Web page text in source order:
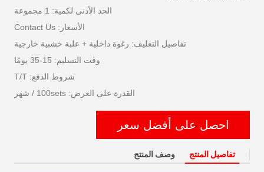
الحد الأدنى لكمية: 1 مجموعة
الأسعار: Contact Us
تفاصيل التغليف: رغوة داخلية + علبة خشبية خارجية
وقت التسليم: 15-35 يومًا
شروط الدفع: T/T
القدرة على العرض: 100sets / شهر
احصل على أفضل سعر
تفاصيل المنتج وصف المنتج